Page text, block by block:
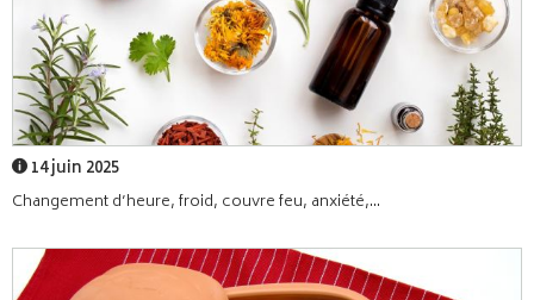
14 juin 2025
Changement d’heure, froid, couvre feu, anxiété,...